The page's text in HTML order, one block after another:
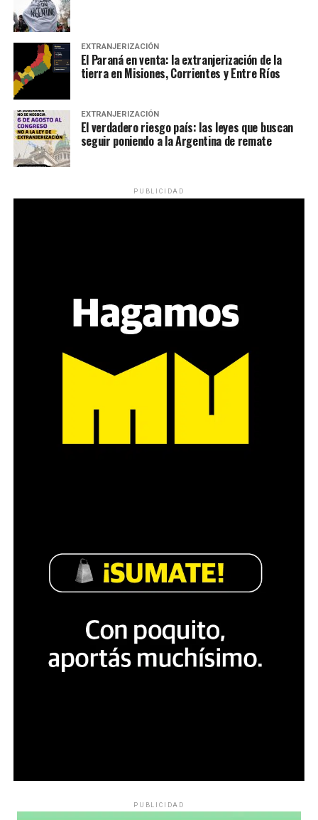
EXTRANJERIZACIÓN
El Paraná en venta: la extranjerización de la
tierra en Misiones, Corrientes y Entre Ríos
EXTRANJERIZACIÓN
El verdadero riesgo país: las leyes que buscan
seguir poniendo a la Argentina de remate
PUBLICIDAD
PUBLICIDAD